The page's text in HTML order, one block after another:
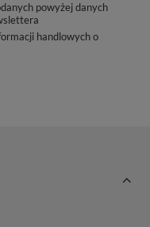
powyżej danych
handlowych o